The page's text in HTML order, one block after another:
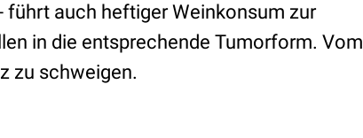
führt auch heftiger Weinkonsum zur
in die entsprechende Tumorform. Vom
zu schweigen.